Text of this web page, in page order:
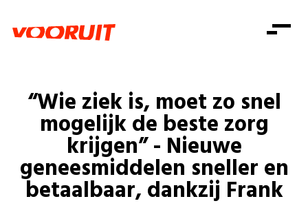
Zorg
Gelijke kansen
Welzijn
Consumentenbescherming
Onze mensen
Standpunten
Vacatures
Doe mee
Doe mee
Word lid
Mis niets
Shop
Zoeken
Login
Login
“Wie ziek is, moet zo snel
mogelijk de beste zorg
krijgen” - Nieuwe
geneesmiddelen sneller en
betaalbaar, dankzij Frank